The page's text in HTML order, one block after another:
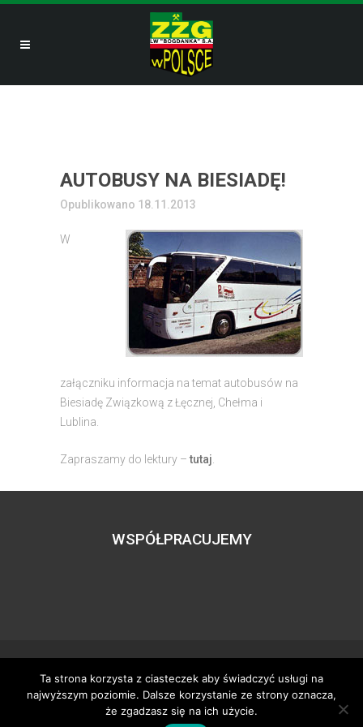
AUTOBUSY NA BIESIADĘ!
Opublikowano 18.11.2013
W
załączniku informacja na temat autobusów na
Biesiadę Związkową z Łęcznej, Chełma i
Lublina.
Zapraszamy do lektury –tutaj
WSPÓŁPRACUJEMY
Wszystkie prawa zastrzeżone – zzgbogdanka.pl
Dostosowanie:Tworzenie stron www– H5studio.pl
Ta strona korzysta z ciasteczek aby świadczyć usługi na
najwyższym poziomie. Dalsze korzystanie ze strony oznacza,
że zgadzasz się na ich użycie.